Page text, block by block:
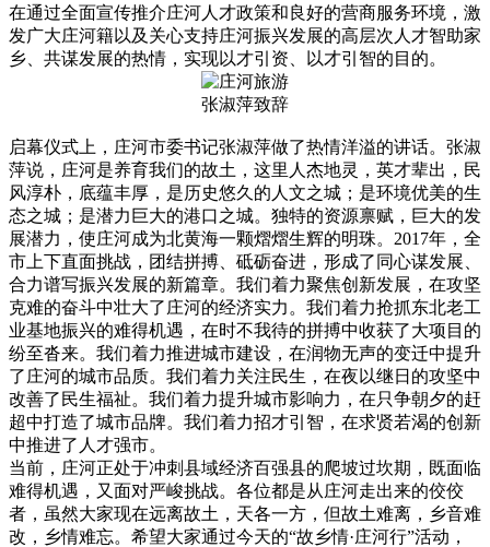
在通过全面宣传推介庄河人才政策和良好的营商服务环境，激
发广大庄河籍以及关心支持庄河振兴发展的高层次人才智助家
乡、共谋发展的热情，实现以才引资、以才引智的目的。
张淑萍致辞
启幕仪式上，庄河市委书记张淑萍做了热情洋溢的讲话。张淑
萍说，庄河是养育我们的故土，这里人杰地灵，英才辈出，民
风淳朴，底蕴丰厚，是历史悠久的人文之城；是环境优美的生
态之城；是潜力巨大的港口之城。独特的资源禀赋，巨大的发
展潜力，使庄河成为北黄海一颗熠熠生辉的明珠。2017年，全
市上下直面挑战，团结拼搏、砥砺奋进，形成了同心谋发展、
合力谱写振兴发展的新篇章。我们着力聚焦创新发展，在攻坚
克难的奋斗中壮大了庄河的经济实力。我们着力抢抓东北老工
业基地振兴的难得机遇，在时不我待的拼搏中收获了大项目的
纷至沓来。我们着力推进城市建设，在润物无声的变迁中提升
了庄河的城市品质。我们着力关注民生，在夜以继日的攻坚中
改善了民生福祉。我们着力提升城市影响力，在只争朝夕的赶
超中打造了城市品牌。我们着力招才引智，在求贤若渴的创新
中推进了人才强市。
当前，庄河正处于冲刺县域经济百强县的爬坡过坎期，既面临
难得机遇，又面对严峻挑战。各位都是从庄河走出来的佼佼
者，虽然大家现在远离故土，天各一方，但故土难离，乡音难
改，乡情难忘。希望大家通过今天的“故乡情·庄河行”活动，